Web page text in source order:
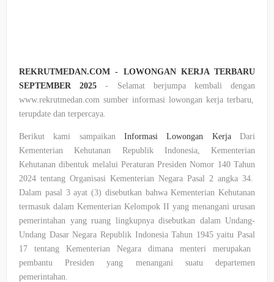
REKRUTMEDAN.COM - LOWONGAN KERJA TERBARU
SEPTEMBER 2025 - Selamat berjumpa kembali
dengan
www.rekrutmedan.com sumber informasi lowongan kerja terbaru,
terupdate dan terpercaya.
Berikut kami sampaikan Informasi Lowongan KerjaDari
KementerianKehutanan RepublikIndonesia, Kementerian
Kehutanan dibentuk melalui Peraturan Presiden Nomor 140Tahun
2024 tentang Organisasi Kementerian Negara Pasal 2 angka 34.
Dalam pasal3ayat (3) disebutkan bahwaKementerian Kehutanan
termasuk dalam Kementerian Kelompok II yang menangani urusan
pemerintahan yang ruang lingkupnya disebutkan dalam Undang-
Undang Dasar Negara RepublikIndonesiaTahun 1945yaitu Pasal
17 tentang Kementerian Negara dimana menteri
merupakan
pembantu
Presiden yang menangani suatu
departemen
pemerintahan.